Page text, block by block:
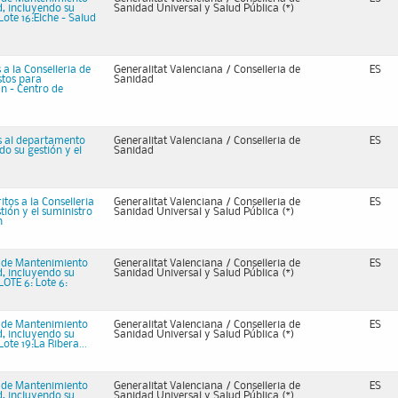
incluyendo su
16:Elche - Salud
Sanidad Universal y Salud Pública (*)
la Conselleria de
para
- Centro de
Generalitat Valenciana / Conselleria de
Sanidad
ES
al departamento
su gestión y el
Generalitat Valenciana / Conselleria de
Sanidad
ES
a la Conselleria
y el suministro
Generalitat Valenciana / Conselleria de
Sanidad Universal y Salud Pública (*)
ES
Mantenimiento
incluyendo su
6: Lote 6:
Generalitat Valenciana / Conselleria de
Sanidad Universal y Salud Pública (*)
ES
Mantenimiento
incluyendo su
19:La Ribera...
Generalitat Valenciana / Conselleria de
Sanidad Universal y Salud Pública (*)
ES
Mantenimiento
incluyendo su
Generalitat Valenciana / Conselleria de
Sanidad Universal y Salud Pública (*)
ES